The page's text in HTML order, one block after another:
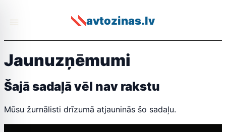
avtozinas.lv
Jaunuzņēmumi
Šajā sadaļā vēl nav rakstu
Mūsu žurnālisti drīzumā atjauninās šo sadaļu.